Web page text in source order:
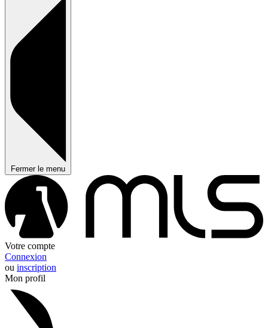
Fermer le menu
Votre compte
Connexion
ou inscription
Mon profil